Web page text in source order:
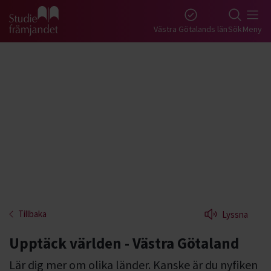
Gå till studiefrämjandets startsida Västra Götalands länSökMeny
Tillbaka Lyssna
Upptäck världen - Västra Götaland
Lär dig mer om olika länder. Kanske är du nyfiken